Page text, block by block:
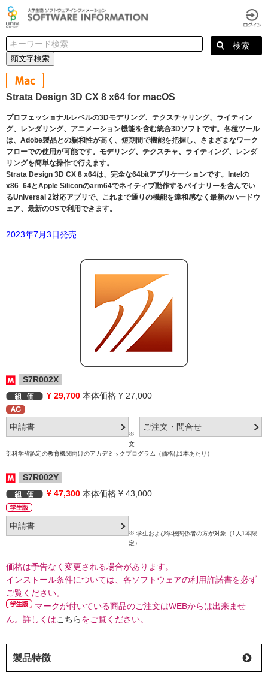
頭文字検索
Strata Design 3D CX 8 x64 for macOS
プロフェッショナルレベルの3Dモデリング、テクスチャリング、ライティン
グ、レンダリング、アニメーション機能を含む統合3Dソフトです。各種ツール
は、Adobe製品との親和性が高く、短期間で機能を把握し、さまざまなワーク
フローでの使用が可能です。モデリング、テクスチャ、ライティング、レンダ
リングを簡単な操作で行えます。
Strata Design 3D CX 8 x64は、完全な64bitアプリケーションです。Intelの
x86_64とApple Siliconのarm64でネイティブ動作するバイナリーを含んでい
るUniversal 2対応アプリで、これまで通りの機能を違和感なく最新のハードウ
ェア、最新のOSで利用できます。
2023年7月3日発売
S7R002X
¥ 29,700 本体価格 ¥ 27,000
※
文
部科学省認定の教育機関向けのアカデミックプログラム（価格は1本あたり）
S7R002Y
¥ 47,300 本体価格 ¥ 43,000
※ 学生および学校関係者の方が対象（1人1本限
定）
価格は予告なく変更される場合があります。
インストール条件については、各ソフトウェアの利用許諾書を必ず
ご覧ください。
マークが付いている商品のご注文はWEBからは出来ませ
ん。詳しくはこちらをご覧ください。
製品特徴